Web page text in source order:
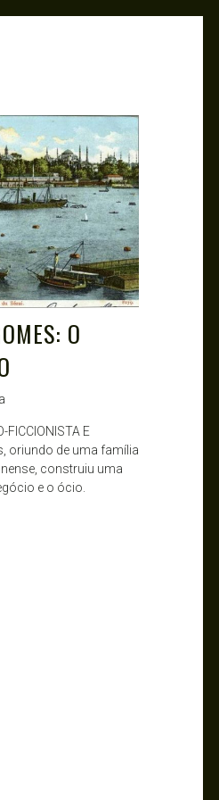
O
FICCIONISTA E
oriundo de uma família
construiu uma
e o ócio.